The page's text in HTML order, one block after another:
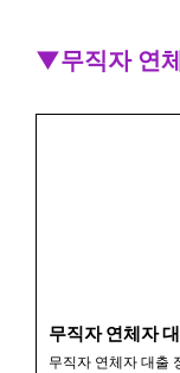
▼무직자 연
무직자 연체자
무직자 연체자 대출